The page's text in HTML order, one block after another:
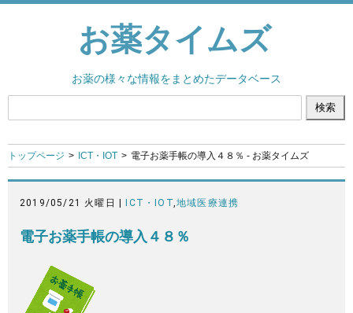
お薬タイムズ
お薬の様々な情報をまとめたデータベース
トップページ ICT・IOT 電子お薬手帳の導入４８％ - お薬タイムズ
2019/05/21 火曜日 | ICT・IOT,地域医療連携
電子お薬手帳の導入４８％